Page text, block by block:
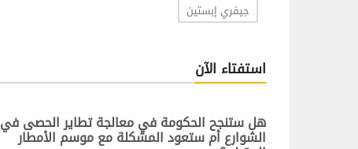
جيفري إبستين
استفتاء الآن
هل ستنجح الحكومة في معالجة تطاير الحصى في
الشوارع أم ستعود المشكلة مع موسم الأمطار